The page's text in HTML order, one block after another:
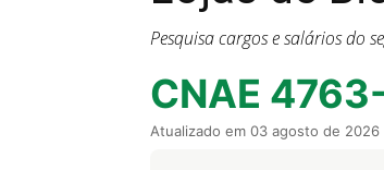
Pesquisa cargos e salários do
CNAE
Atualizado em 03 agosto de 2026